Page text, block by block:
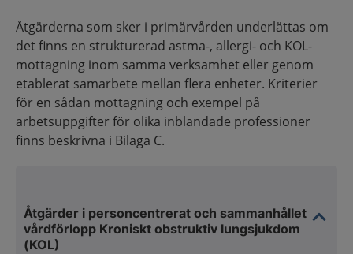
Åtgärderna som sker i primärvården underlättas om
det finns en strukturerad astma-, allergi- och KOL-
mottagning inom samma verksamhet eller genom
etablerat samarbete mellan flera enheter. Kriterier
för en sådan mottagning och exempel på
arbetsuppgifter för olika inblandade professioner
finns beskrivna i Bilaga C.
Åtgärder i personcentrerat och sammanhållet
vårdförlopp Kroniskt obstruktiv lungsjukdom
(KOL)